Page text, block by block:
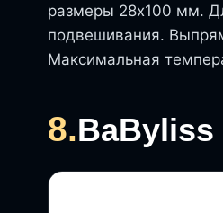
размеры 28х100 мм.
подвешивания.
Максимальная
8.BaByliss